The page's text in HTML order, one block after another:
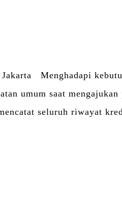
Menghadapi
umum saat
seluruh riwayat